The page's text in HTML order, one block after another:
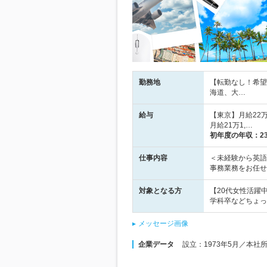
勤務地
【転勤なし！希
海道、大…
給与
【東京】月給22
月給21万1,…
初年度の年収：
仕事内容
＜未経験から英
事務業務をお任
対象となる方
【20代女性活躍
学科卒などちょ
メッセージ画像
企業データ 設立：1973年5月／本社